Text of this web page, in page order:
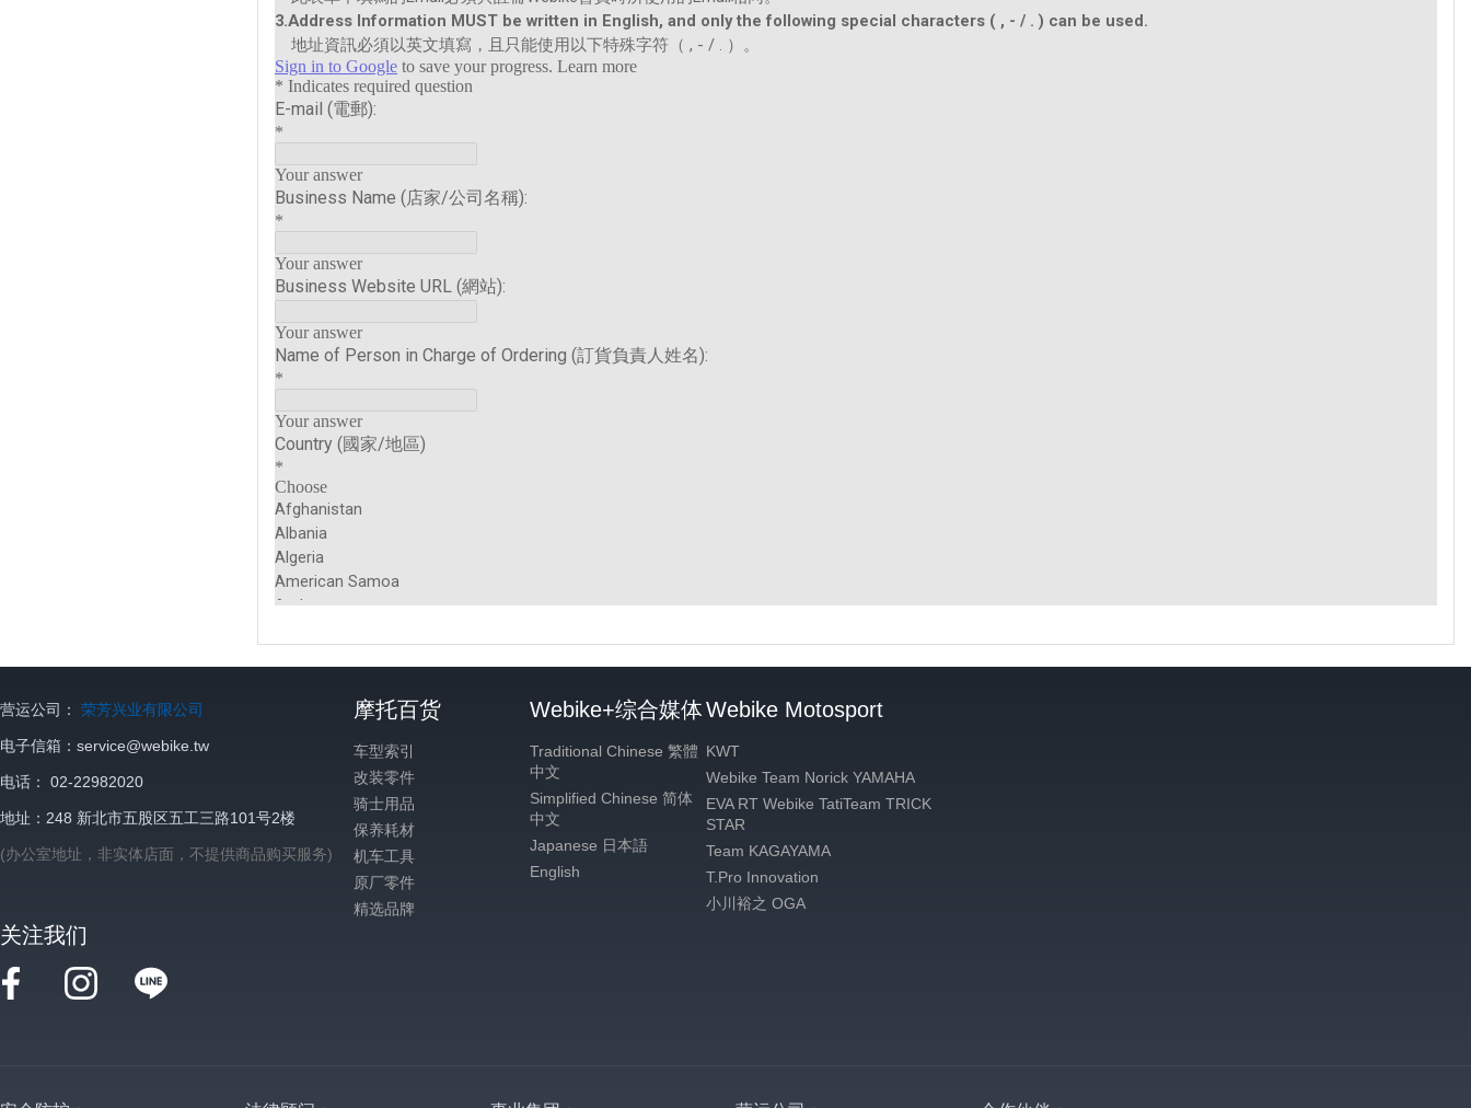
营运公司： 荣芳兴业有限公司
电子信箱：service@webike.tw
电话： 02-22982020
地址：248 新北市五股区五工三路101号2楼
(办公室地址，非实体店面，不提供商品购买服务)
关注我们
摩托百货
车型索引
改装零件
骑士用品
保养耗材
机车工具
原厂零件
精选品牌
Webike+综合媒体
Traditional Chinese 繁體
中文
Simplified Chinese 简体
中文
Japanese 日本語
English
Webike Motosport
KWT
Webike Team Norick YAMAHA
EVA RT Webike TatiTeam TRICK
STAR
Team KAGAYAMA
T.Pro Innovation
小川裕之 OGA